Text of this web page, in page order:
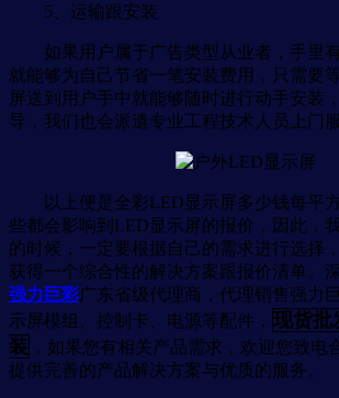
5、运输跟安装
如果用户属于广告类型从业者，手里有
就能够为自己节省一笔安装费用，只需要
屏送到用户手中就能够随时进行动手安装
导，我们也会派遣专业工程技术人员上门服
以上便是全彩LED显示屏多少钱每平
些都会影响到LED显示屏的报价，因此，
的时候，一定要根据自己的需求进行选择
获得一个综合性的解决方案跟报价清单。
强力巨彩广东省级代理商，代理销售强力
示屏模组、控制卡、电源等配件， 现货批
装 ，如果您有相关产品需求，欢迎您致电
提供完善的产品解决方案与优质的服务。